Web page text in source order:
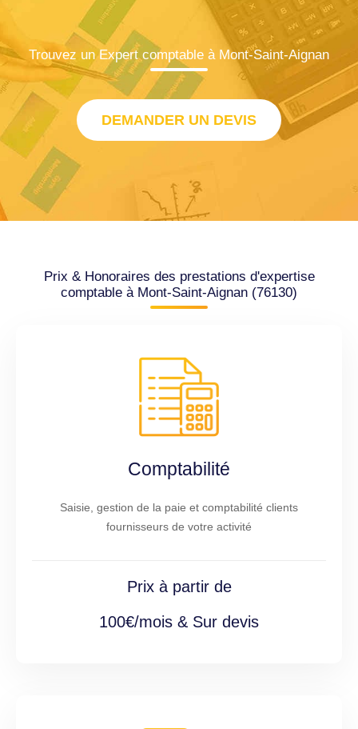
Trouvez un Expert comptable à Mont-Saint-Aignan
DEMANDER UN DEVIS
Prix & Honoraires des prestations d'expertise
comptable à Mont-Saint-Aignan (76130)
Comptabilité
Saisie, gestion de la paie et comptabilité clients
fournisseurs de votre activité
Prix à partir de
100€/mois & Sur devis